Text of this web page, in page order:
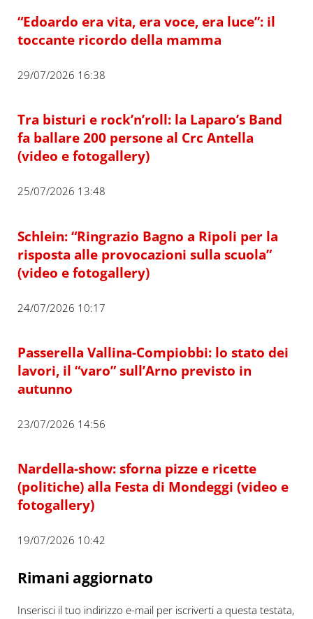
“Edoardo era vita, era voce, era luce”: il
toccante ricordo della mamma
29/07/2026 16:38
Tra bisturi e rock’n’roll: la Laparo’s Band
fa ballare 200 persone al Crc Antella
(video e fotogallery)
25/07/2026 13:48
Schlein: “Ringrazio Bagno a Ripoli per la
risposta alle provocazioni sulla scuola”
(video e fotogallery)
24/07/2026 10:17
Passerella Vallina-Compiobbi: lo stato dei
lavori, il “varo” sull’Arno previsto in
autunno
23/07/2026 14:56
Nardella-show: sforna pizze e ricette
(politiche) alla Festa di Mondeggi (video e
fotogallery)
19/07/2026 10:42
Rimani aggiornato
Inserisci il tuo indirizzo e-mail per iscriverti a questa testata,